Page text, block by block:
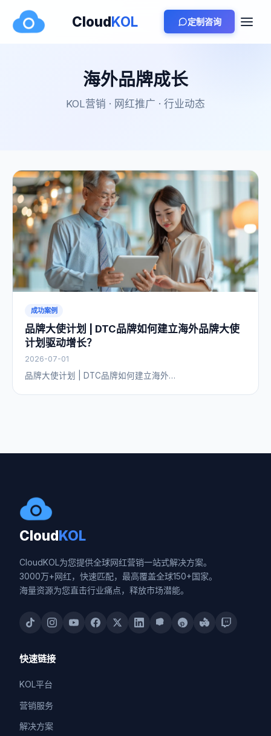
CloudKOL 定制咨询
海外品牌成长
KOL营销 · 网红推广 · 行业动态
成功案例
品牌大使计划 | DTC品牌如何建立海外品牌大使
计划驱动增长？
2026-07-01
品牌大使计划 | DTC品牌如何建立海外…
CloudKOL
CloudKOL为您提供全球网红营销一站式解决方案。
3000万+网红，快速匹配，最高覆盖全球150+国家。
海量资源为您直击行业痛点，释放市场潜能。
快速链接
KOL平台
营销服务
解决方案